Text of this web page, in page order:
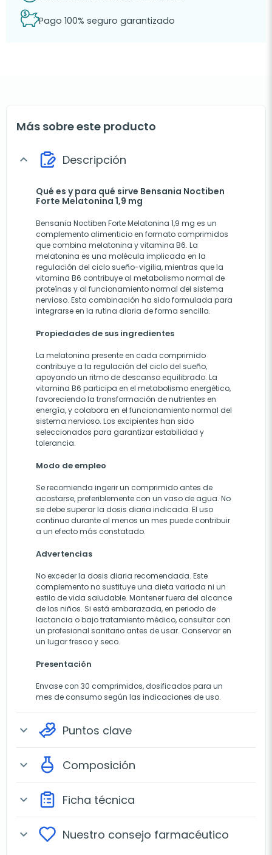
Pago 100% seguro garantizado
Más sobre este producto
expand_more Descripción
Qué es y para qué sirve Bensania Noctiben
Forte Melatonina 1,9 mg
Bensania Noctiben Forte Melatonina 1,9 mg es un
complemento alimenticio en formato comprimidos
que combina melatonina y vitamina B6. La
melatonina es una molécula implicada en la
regulación del ciclo sueño-vigilia, mientras que la
vitamina B6 contribuye al metabolismo normal de
proteínas y al funcionamiento normal del sistema
nervioso. Esta combinación ha sido formulada para
integrarse en la rutina diaria de forma sencilla.
Propiedades de sus ingredientes
La melatonina presente en cada comprimido
contribuye a la regulación del ciclo del sueño,
apoyando un ritmo de descanso equilibrado. La
vitamina B6 participa en el metabolismo energético,
favoreciendo la transformación de nutrientes en
energía, y colabora en el funcionamiento normal del
sistema nervioso. Los excipientes han sido
seleccionados para garantizar estabilidad y
tolerancia.
Modo de empleo
Se recomienda ingerir un comprimido antes de
acostarse, preferiblemente con un vaso de agua. No
se debe superar la dosis diaria indicada. El uso
continuo durante al menos un mes puede contribuir
a un efecto más constatado.
Advertencias
No exceder la dosis diaria recomendada. Este
complemento no sustituye una dieta variada ni un
estilo de vida saludable. Mantener fuera del alcance
de los niños. Si está embarazada, en periodo de
lactancia o bajo tratamiento médico, consultar con
un profesional sanitario antes de usar. Conservar en
un lugar fresco y seco.
Presentación
Envase con 30 comprimidos, dosificados para un
mes de consumo según las indicaciones de uso.
expand_more Puntos clave
expand_more Composición
expand_more Ficha técnica
expand_more Nuestro consejo farmacéutico